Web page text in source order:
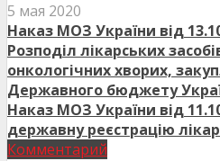
5 мая 2020
Наказ МОЗ України від
Розподіл лікарських
онкологічних хворих,
Державного бюджету
Наказ МОЗ України від
державну реєстрацію
Комментарий